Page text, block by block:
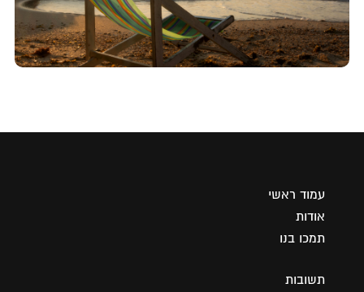
עמוד ראשי
אודות
תמכו בנו
תשובות